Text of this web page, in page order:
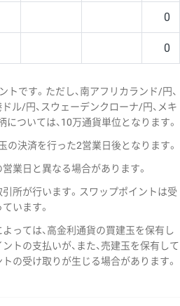
0
0
です。ただし、南アフリカランド/円、
ル/円、スウェーデンクローナ/円、メキ
ついては、10万通貨単位となります。
の決済を行った2営業日後となります。
業日と異なる場合があります。
所が行います。スワップポイントは受
います。
っては、高金利通貨の買建玉を保有し
トの支払いが、また、売建玉を保有して
の受け取りが生じる場合があります。